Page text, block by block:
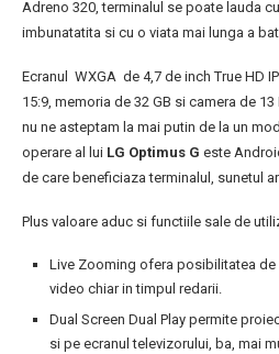
Adreno 320, terminalul se poate lauda
imbunatatita si cu o viata mai lunga a
Ecranul WXGA de 4,7 de inch True HD
15:9, memoria de 32 GB si camera de
nu ne asteptam la mai putin de la un
operare al lui LG Optimus G este
de care beneficiaza terminalul, sunetul
Plus valoare aduc si functiile sale de
Live Zooming ofera posibilitatea de
video chiar in timpul redarii.
Dual Screen Dual Play permite
si pe ecranul televizorului, ba, mai